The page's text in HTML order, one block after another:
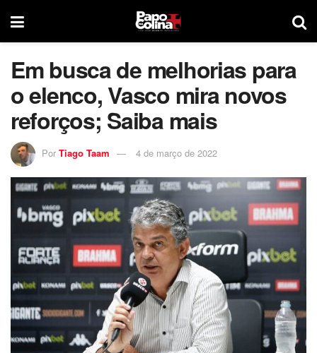
Em busca de melhorias para
o elenco, Vasco mira novos
reforços; Saiba mais
Por Tiago Taam 4 de março de 2022